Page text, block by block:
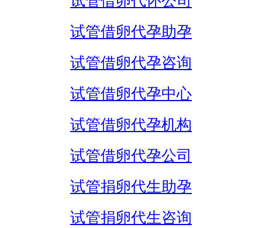
试管借卵代孕助孕
试管借卵代孕咨询
试管借卵代孕中心
试管借卵代孕机构
试管借卵代孕公司
试管捐卵代生助孕
试管捐卵代生咨询